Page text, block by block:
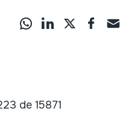
de 15871